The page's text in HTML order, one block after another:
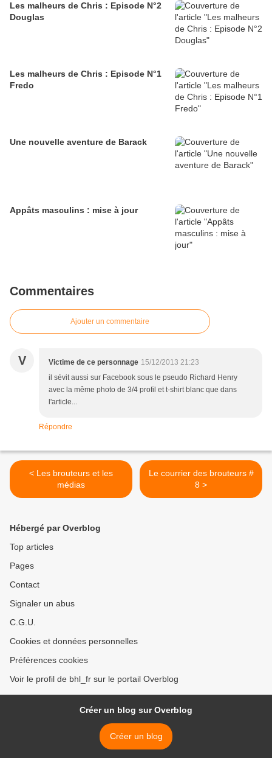
Les malheurs de Chris : Episode N°2
Douglas
Les malheurs de Chris : Episode N°1
Fredo
Une nouvelle aventure de Barack
Appâts masculins : mise à jour
Commentaires
Ajouter un commentaire
V Victime de ce personnage 15/12/2013 21:23
il sévit aussi sur Facebook sous le pseudo Richard Henry
avec la même photo de 3/4 profil et t-shirt blanc que dans
l'article...
Répondre
< Les brouteurs et les
médias
Le courrier des brouteurs #
8 >
Hébergé par Overblog
Top articles
Pages
Contact
Signaler un abus
C.G.U.
Cookies et données personnelles
Préférences cookies
Voir le profil de bhl_fr sur le portail Overblog
Créer un blog sur Overblog
Créer un blog